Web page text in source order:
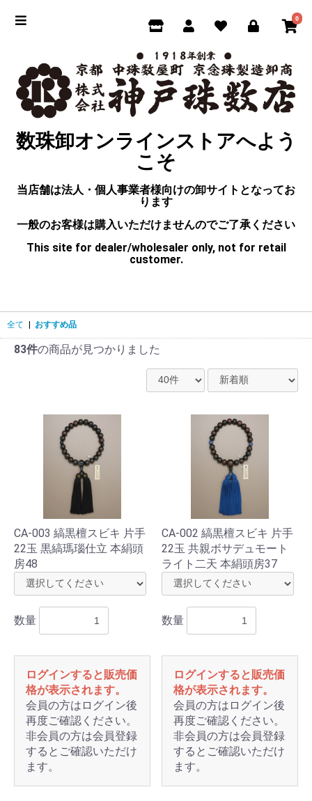
0
数珠卸オンラインストアへよう
こそ
当店舗は法人・個人事業者様向けの卸サイトとなってお
ります
一般のお客様は購入いただけませんのでご了承ください
This site for dealer/wholesaler only, not for retail
customer.
全て おすすめ品
83件の商品が見つかりました
CA-003 縞黒檀スビキ 片手
22玉 黒縞瑪瑙仕立 本絹頭
房48
数量
ログインすると販売価
格が表示されます。
会員の方はログイン後
再度ご確認ください。
非会員の方は会員登録
するとご確認いただけ
ます。
CA-002 縞黒檀スビキ 片手
22玉 共親ボサデュモート
ライト二天 本絹頭房37
数量
ログインすると販売価
格が表示されます。
会員の方はログイン後
再度ご確認ください。
非会員の方は会員登録
するとご確認いただけ
ます。